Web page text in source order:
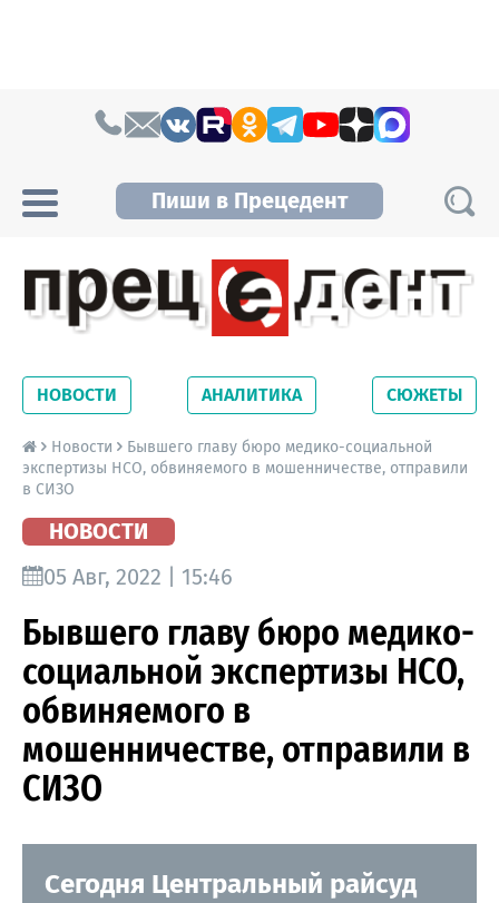
Пиши в Прецедент
Новосибирской области. Читайте свежие
новости на сайте сетевого издания
Precedent.
НОВОСТИ АНАЛИТИКА СЮЖЕТЫ
Новости
Бывшего главу бюро медико-социальной
экспертизы НСО, обвиняемого в мошенничестве, отправили
в СИЗО
НОВОСТИ
05 Авг, 2022 | 15:46
Бывшего главу бюро медико-
социальной экспертизы НСО,
обвиняемого в
мошенничестве, отправили в
СИЗО
Сегодня Центральный райсуд